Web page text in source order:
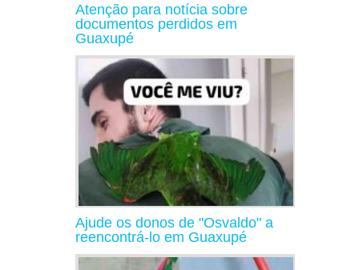
Atenção para notícia sobre
documentos perdidos em
Guaxupé
Ajude os donos de "Osvaldo" a
reencontrá-lo em Guaxupé